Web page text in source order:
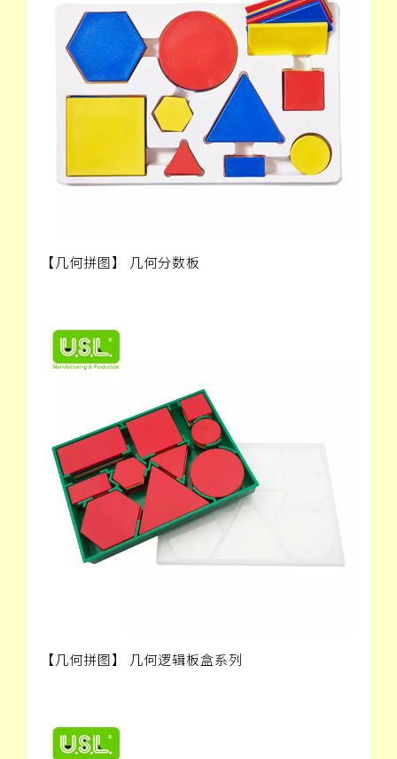
【几何拼图】 几何分数板
【几何拼图】 几何逻辑板盒系列